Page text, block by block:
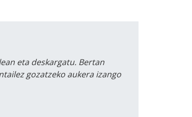
eta deskargatu. Bertan
gozatzeko aukera izango